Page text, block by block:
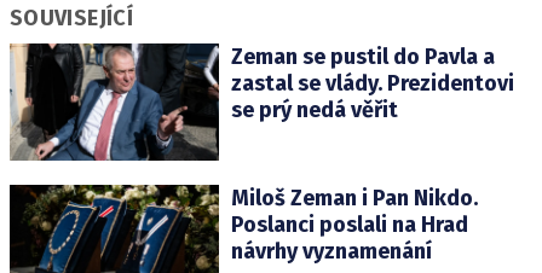
SOUVISEJÍCÍ
Zeman se pustil do Pavla a
zastal se vlády. Prezidentovi
se prý nedá věřit
Miloš Zeman i Pan Nikdo.
Poslanci poslali na Hrad
návrhy vyznamenání